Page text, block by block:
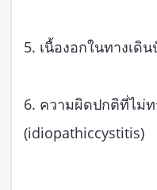
5. เนื้องอกในทางเดิ
6. ความผิดปกติที่ไม่ท
(idiopathiccystitis)